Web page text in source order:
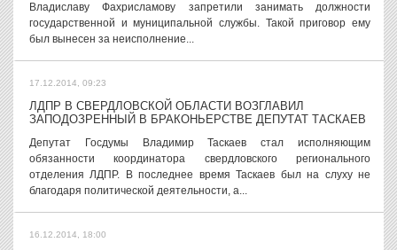
Владиславу Фахрисламову запретили занимать должности
государственной и муниципальной службы. Такой приговор ему
был вынесен за неисполнение...
17.12.2014, 09:23
ЛДПР В СВЕРДЛОВСКОЙ ОБЛАСТИ ВОЗГЛАВИЛ
ЗАПОДОЗРЕННЫЙ В БРАКОНЬЕРСТВЕ ДЕПУТАТ ТАСКАЕВ
Депутат Госдумы Владимир Таскаев стал исполняющим
обязанности координатора свердловского регионального
отделения ЛДПР. В последнее время Таскаев был на слуху не
благодаря политической деятельности, а...
16.12.2014, 18:00